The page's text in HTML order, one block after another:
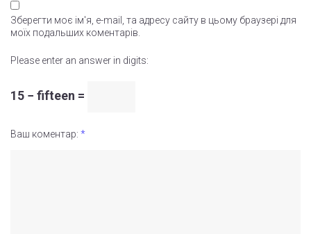
Зберегти моє ім'я, e-mail, та адресу сайту в цьому браузері для
моїх подальших коментарів.
Please enter an answer in digits:
15 − fifteen =
Ваш коментар: *